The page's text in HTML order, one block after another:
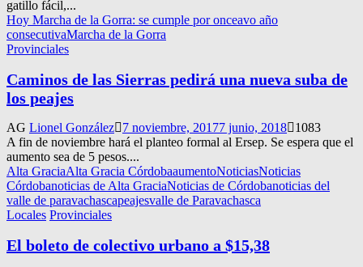
gatillo fácil,...
Hoy Marcha de la Gorra: se cumple por onceavo año
consecutivaMarcha de la Gorra
Provinciales
Caminos de las Sierras pedirá una nueva suba de
los peajes
AG Lionel González 7 noviembre, 20177 junio, 2018
1083
A fin de noviembre hará el planteo formal al Ersep. Se espera que el
aumento sea de 5 pesos....
Alta GraciaAlta Gracia CórdobaaumentoNoticiasNoticias
Córdobanoticias de Alta GraciaNoticias de Córdobanoticias del
valle de paravachascapeajesvalle de Paravachasca
Locales Provinciales
El boleto de colectivo urbano a $15,38